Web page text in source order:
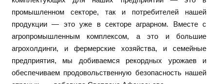
промышленном секторе, так и потребителей нашей
продукции — это уже в секторе аграрном. Вместе с
агропромышленным комплексом, а это и большие
агрохолдинги, и фермерские хозяйства, и семейные
предприятия, мы добиваемся рекордных урожаев и
обеспечиваем продовольственную безопасность нашей